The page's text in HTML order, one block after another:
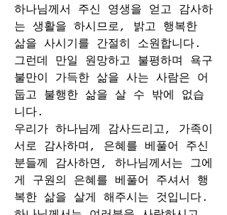
하나님께서 주신 영생을 얻고 감사하
는 생활을 하시므로, 밝고 행복한
삶을 사시기를 간절히 소원합니다.
그런데 만일 원망하고 불평하며 욕구
불만이 가득한 삶을 사는 사람은 어
둡고 불행한 삶을 살 수 밖에 없습
니다.
우리가 하나님께 감사드리고, 가족이
서로 감사하며, 은혜를 베풀어 주신
분들께 감사하면, 하나님께서는 그에
게 구원의 은혜를 베풀어 주셔서 행
복한 삶을 살게 해주시는 것입니다.